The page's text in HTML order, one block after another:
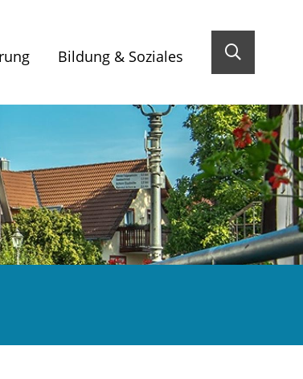
Bildung & Soziales